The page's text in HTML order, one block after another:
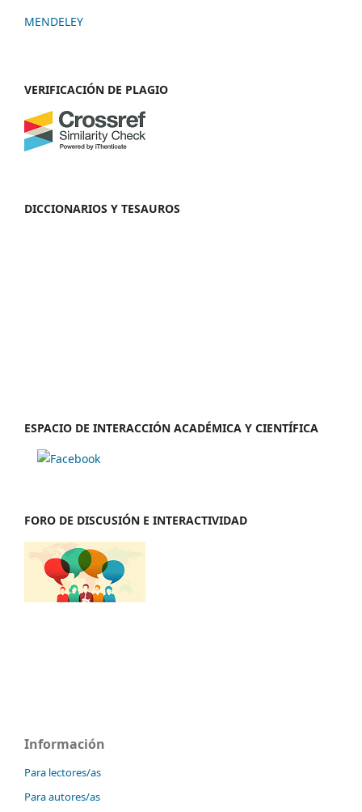
MENDELEY
VERIFICACIÓN DE PLAGIO
DICCIONARIOS Y TESAUROS
ESPACIO DE INTERACCIÓN ACADÉMICA Y CIENTÍFICA
FORO DE DISCUSIÓN E INTERACTIVIDAD
Información
Para lectores/as
Para autores/as